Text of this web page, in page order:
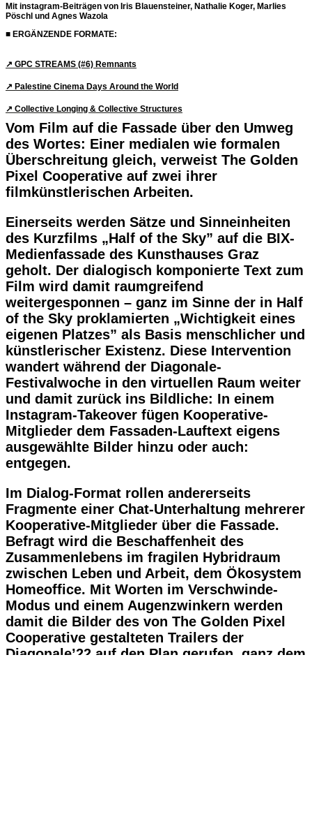
Mit instagram-Beiträgen von Iris Blauensteiner, Nathalie Koger, Marlies
Pöschl und Agnes Wazola
■ ERGÄNZENDE FORMATE:
↗︎ GPC STREAMS (#6) Remnants
↗︎ Palestine Cinema Days Around the World
↗︎ Collective Longing & Collective Structures
Vom Film auf die Fassade über den Umweg
des Wortes: Einer medialen wie formalen
Überschreitung gleich, verweist The Golden
Pixel Cooperative auf zwei ihrer
filmkünstlerischen Arbeiten.
Einerseits werden Sätze und Sinneinheiten
des Kurzfilms „Half of the Sky” auf die BIX-
Medienfassade des Kunsthauses Graz
geholt. Der dialogisch komponierte Text zum
Film wird damit raumgreifend
weitergesponnen – ganz im Sinne der in Half
of the Sky proklamierten „Wichtigkeit eines
eigenen Platzes” als Basis menschlicher und
künstlerischer Existenz. Diese Intervention
wandert während der Diagonale-
Festivalwoche in den virtuellen Raum weiter
und damit zurück ins Bildliche: In einem
Instagram-Takeover fügen Kooperative-
Mitglieder dem Fassaden-Lauftext eigens
ausgewählte Bilder hinzu oder auch:
entgegen.
Im Dialog-Format rollen andererseits
Fragmente einer Chat-Unterhaltung mehrerer
Kooperative-Mitglieder über die Fassade.
Befragt wird die Beschaffenheit des
Zusammenlebens im fragilen Hybridraum
zwischen Leben und Arbeit, dem Ökosystem
Homeoffice. Mit Worten im Verschwinde-
Modus und einem Augenzwinkern werden
damit die Bilder des von The Golden Pixel
Cooperative gestalteten Trailers der
Diagonale’22 auf den Plan gerufen, ganz dem